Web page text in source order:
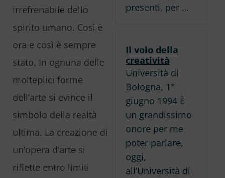
irrefrenabile dello
spirito umano. Così è
ora e così è sempre
stato. In ognuna delle
molteplici forme
dell’arte si evince il
simbolo della realtà
ultima. La creazione di
un’opera d’arte si
riflette entro limiti
presenti, per …
Il volo della
creatività
Università di
Bologna, 1°
giugno 1994 È
un grandissimo
onore per me
poter parlare,
oggi,
all’Università di